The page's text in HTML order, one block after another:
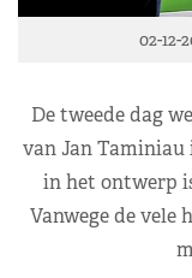
02-
De tweede dag
van Jan Taminiau
in het ontwerp
Vanwege de vele